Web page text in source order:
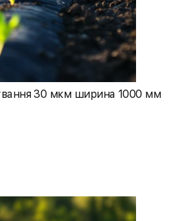
30 мкм ширина 1000 мм